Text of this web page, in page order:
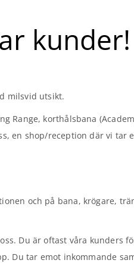
kunder!
milsvid utsikt.
Range, korthålsbana
en shop/reception där vi tar
och på bana, krögare,
Du är oftast våra kunders
Du tar emot inkommande